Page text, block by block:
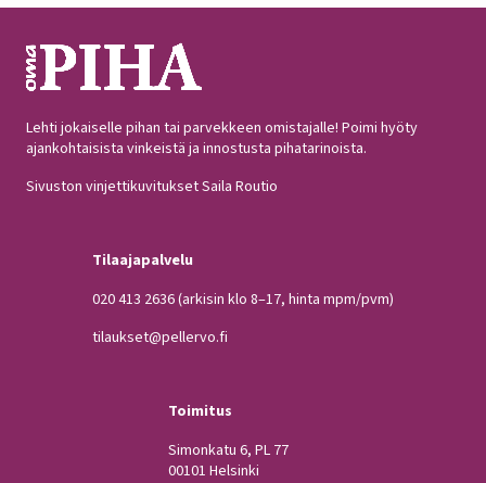
Lehti jokaiselle pihan tai parvekkeen omistajalle! Poimi hyöty
ajankohtaisista vinkeistä ja innostusta pihatarinoista.
Sivuston vinjettikuvitukset Saila Routio
Tilaajapalvelu
020 413 2636(arkisin klo 8–17, hinta mpm/pvm)
tilaukset@pellervo.fi
Toimitus
Simonkatu 6, PL 77
00101 Helsinki